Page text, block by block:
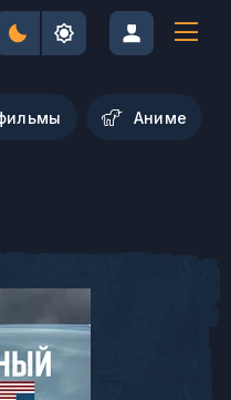
Aниме